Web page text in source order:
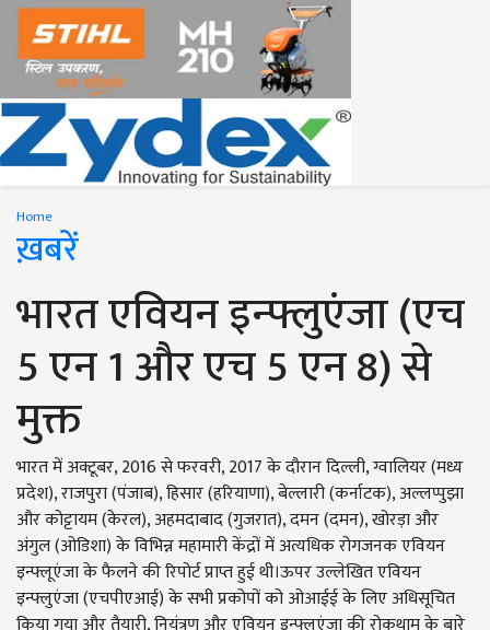
Home
ख़बरें
भारत एवियन इन्फ्लुएंजा (एच
5 एन 1 और एच 5 एन 8) से
मुक्त
भारत में अक्टूबर, 2016 से फरवरी, 2017 के दौरान दिल्ली, ग्वालियर (मध्य
प्रदेश), राजपुरा (पंजाब), हिसार (हरियाणा), बेल्लारी (कर्नाटक), अल्लप्पुझा
और कोट्टायम (केरल), अहमदाबाद (गुजरात), दमन (दमन), खोरड़ा और
अंगुल (ओडिशा) के विभिन्न महामारी केंद्रों में अत्यधिक रोगजनक एवियन
इन्फ्लूएंजा के फैलने की रिपोर्ट प्राप्त हुई थी।ऊपर उल्लेखित एवियन
इन्फ्लुएंजा (एचपीएआई) के सभी प्रकोपों को ओआईई के लिए अधिसूचित